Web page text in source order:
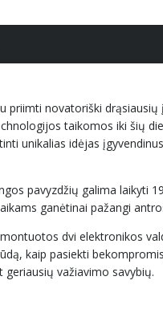
novatoriški
taikomos iki šių
unikalias idėjas
pavyzdžių galima laikyti
ganėtinai pažangi
dvi elektronikos
kaip pasiekti
važiavimo savybių.